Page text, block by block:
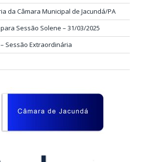
da Câmara Municipal de Jacundá/PA
Sessão Solene – 31/03/2025
Sessão Extraordinária